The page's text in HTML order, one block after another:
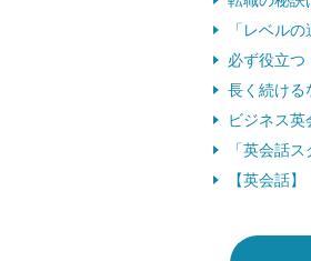
「レベル
必ず役立
長く続ける
ビジネス
「英会話
【英会話